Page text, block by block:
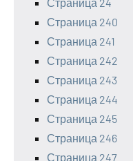
Страница 24
Страница 240
Страница 241
Страница 242
Страница 243
Страница 244
Страница 245
Страница 246
Страница 247